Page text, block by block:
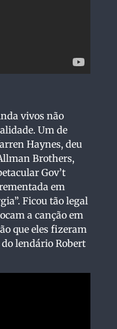
vivos não
Um de
Haynes, deu
Brothers,
Gov’t
em
Ficou tão legal
a canção em
que eles fizeram
lendário Robert